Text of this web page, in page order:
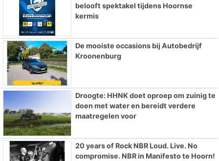
belooft spektakel tijdens Hoornse
kermis
De mooiste occasions bij Autobedrijf
Kroonenburg
Droogte: HHNK doet oproep om zuinig te
doen met water en bereidt verdere
maatregelen voor
20 years of Rock NBR Loud. Live. No
compromise. NBR in Manifesto te Hoorn!